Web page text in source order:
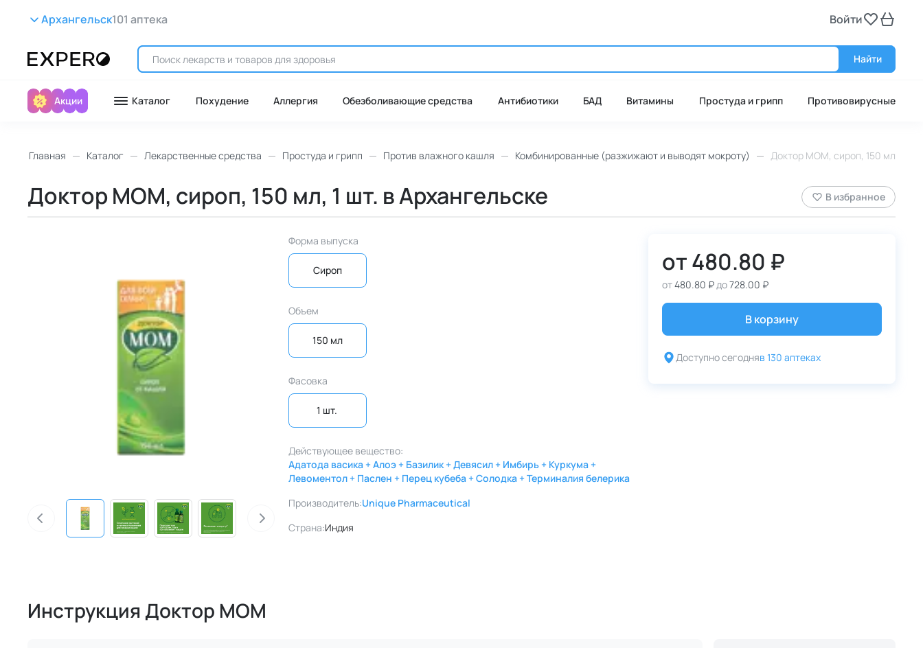
Архангельск101 аптека Войти
Найти
Акции Каталог Похудение Аллергия Обезболивающие средства Антибиотики БАД Витамины Простуда и грипп Противовирусные
Главная Каталог Лекарственные средства Простуда и грипп Против влажного кашля Комбинированные (разжижают и выводят мокроту) Доктор МОМ, сироп, 150 мл, 1 шт.
Доктор МОМ, сироп, 150 мл, 1 шт. в Архангельске В избранное
Форма выпуска
Сироп
Объем
150 мл
Фасовка
1 шт.
Действующее вещество:
Адатода васика + Алоэ + Базилик + Девясил + Имбирь + Куркума +
Левоментол + Паслен + Перец кубеба + Солодка + Терминалия белерика
Производитель:Unique Pharmaceutical
Страна:Индия
от480.80 ₽
от480.80 ₽до728.00 ₽
В корзину
Доступно сегодняв 130 аптеках
Инструкция Доктор МОМ